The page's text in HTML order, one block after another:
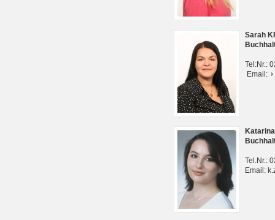
Sarah
Tel:Nr.:
Email:
Tel.Nr.:
Email: